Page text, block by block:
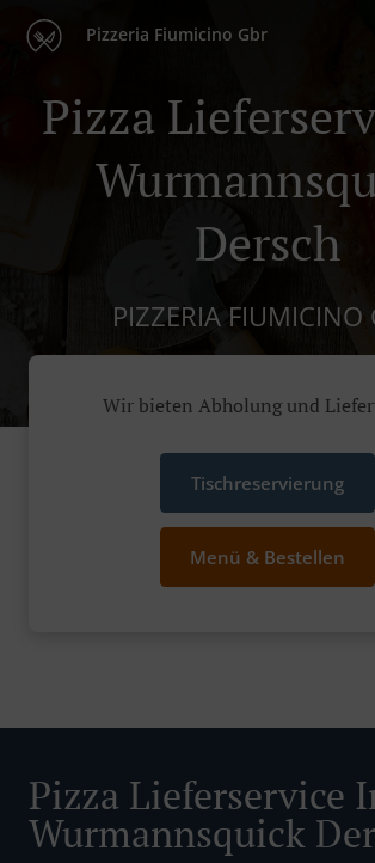
Pizzeria Fiumicino Gbr
Pizza
Dersch
PIZZERIA FIUMICINO
Wir bieten Abholung und
Tischreservierung
Menü & Bestellen
Pizza Lieferservice
Wurmannsquick